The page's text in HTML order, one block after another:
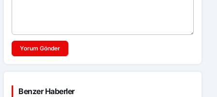
Yorum Gönder
Benzer Haberler